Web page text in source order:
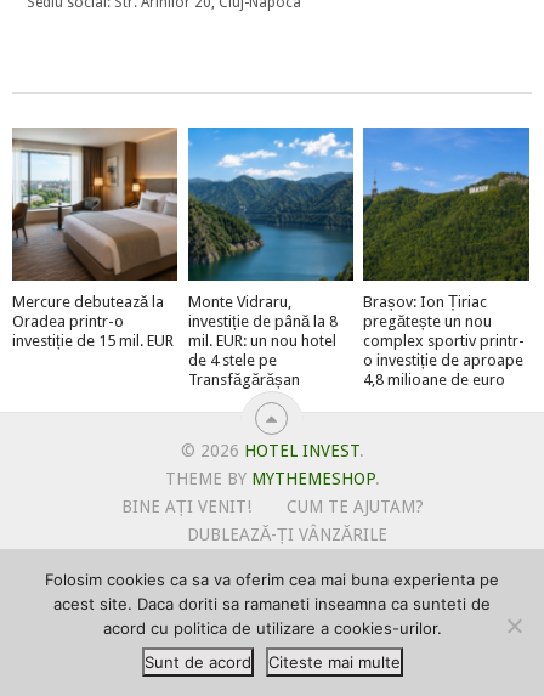
Mercure debutează la
Oradea printr-o
investiție de 15 mil. EUR
Monte Vidraru,
investiție de până la 8
mil. EUR: un nou hotel
de 4 stele pe
Transfăgărășan
Brașov: Ion Țiriac
pregătește un nou
complex sportiv printr-
o investiție de aproape
4,8 milioane de euro
© 2026 HOTEL INVEST.
THEME BY MYTHEMESHOP.
BINE AȚI VENIT!
CUM TE AJUTAM?
DUBLEAZĂ-ȚI VÂNZĂRILE
POLITICA DE UTILIZARE COOKIE-URI
PRIMEȘTI GRATUIT MEGA-CADOURI LA ABONARE
PROMOVEAZĂ-TE PE HOTELINVEST
TERMENI SI CONDITII
Folosim cookies ca sa va oferim cea mai buna experienta pe
acest site. Daca doriti sa ramaneti inseamna ca sunteti de
acord cu politica de utilizare a cookies-urilor.
Sunt de acord
Citeste mai multe